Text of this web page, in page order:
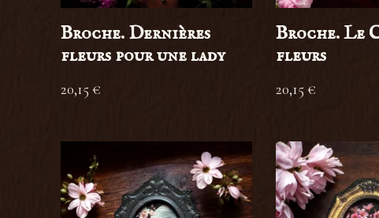
Broche. Dernières
fleurs pour une lady
20,15 €
Broche. Le
fleurs
20,15 €